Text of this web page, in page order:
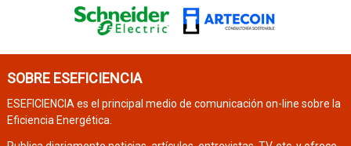
SOBRE ESEFICIENCIA
ESEFICIENCIA es el principal medio de comunicación on-line sobre la
Eficiencia Energética.